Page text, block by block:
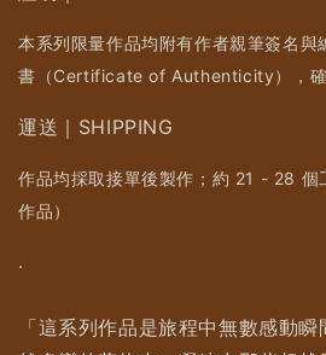
本系列限量作品均附有作者親筆簽名與
書（Certificate of Authenticity），確
運送｜SHIPPING
作品均採取接單後製作；約 21 - 28 個
作品）
.
「這系列作品是旅程中無數感動